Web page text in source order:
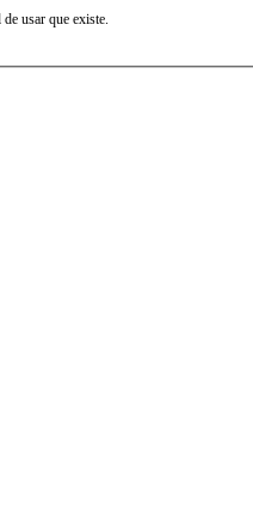
usar que existe.